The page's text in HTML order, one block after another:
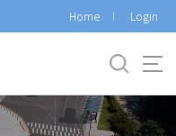
Home Login